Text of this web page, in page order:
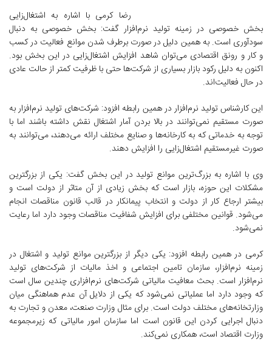
رضا کرمی با اشاره به اشتغال‌زایی
بخش خصوصی در زمینه تولید نرم‌افزار گفت: بخش خصوصی به دنبال
سودآوری است. به همین دلیل در صورت برطرف شدن موانع فعالیت در کسب
و کار و رونق اقتصادی می‌توان شاهد افزایش اشتغال‌زایی در این بخش بود.
اکنون به دلیل رکود بازار بسیاری از شرکت‌ها حتی با ظرفیت کمتر از حالت عادی
در حال فعالیت‌اند.
این کارشناس تولید نرم‌افزار در همین رابطه افزود: شرکت‌های تولید نرم‌افزار به
صورت مستقیم نمی‌توانند در بالا بردن آمار اشتغال نقش داشته باشند اما با
توجه به خدماتی که به کارخانه‌ها و صنایع مختلف ارائه می‌دهند، می‌توانند به
صورت غیرمستقیم اشتغال‌زایی را افزایش دهند.
وی با اشاره به بزرگ‌ترین موانع تولید در این بخش گفت: یکی از بزرگترین
مشکلات این حوزه، بازار است که بخش زیادی از آن متاثر از دولت است و
بیشتر ارجاع کار از دولت و انتخاب پیمانکار در قالب قانون مناقصات انجام
می‌شود. قوانین مختلفی برای افزایش شفافیت مناقصات وجود دارد اما رعایت
نمی‌شود.
کرمی در همین رابطه افزود: یکی دیگر از بزرگترین موانع تولید و اشتغال در
زمینه نرم‌افزار، سازمان تامین اجتماعی و اخذ مالیات از شرکت‌های تولید
نرم‌افزار است. بحث معافیت مالیاتی شرکت‌های نرم‌افزاری چندین سال است
که وجود دارد اما عملیاتی نمی‌شود که یکی از دلایل آن عدم هماهنگی میان
وزارتخانه‌های مختلف دولت است. برای مثال وزارت صنعت، معدن و تجارت به
دنبال اجرایی کردن این قانون است اما سازمان امور مالیاتی که زیرمجموعه
وزارت اقتصاد است، همکاری نمی‌کند.